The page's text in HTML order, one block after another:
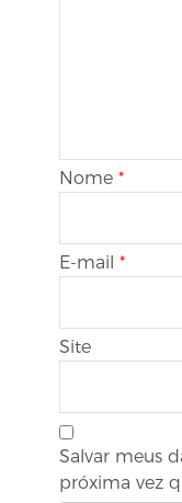
Nome *
E-mail *
Site
Salvar meus
próxima vez